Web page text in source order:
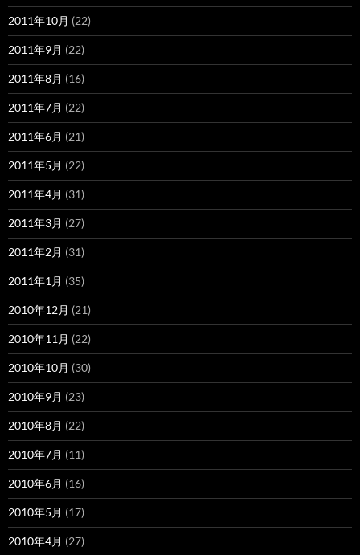
2011年10月 (22)
2011年9月 (22)
2011年8月 (16)
2011年7月 (22)
2011年6月 (21)
2011年5月 (22)
2011年4月 (31)
2011年3月 (27)
2011年2月 (31)
2011年1月 (35)
2010年12月 (21)
2010年11月 (22)
2010年10月 (30)
2010年9月 (23)
2010年8月 (22)
2010年7月 (11)
2010年6月 (16)
2010年5月 (17)
2010年4月 (27)